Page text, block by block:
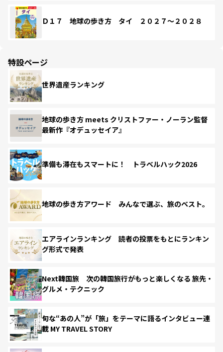
Ｄ１７ 地球の歩き方 タイ ２０２７～２０２８
特設ページ
世界遺産ランキング
地球の歩き方 meets クリストファー・ノーラン監督
最新作『オデュッセイア』
準備も滞在もスマートに！ トラベルハック2026
地球の歩き方アワード みんなで選ぶ、旅のベスト。
エアラインランキング 読者の投票をもとにランキン
グ形式で発表
Next韓国旅 次の韓国旅行がもっと楽しくなる 旅先・
グルメ・テクニック
旬な“あの人”が「旅」をテーマに語るインタビュー連
載 MY TRAVEL STORY